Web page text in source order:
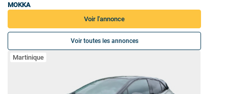
MOKKA
Voir l'annonce
Voir toutes les annonces
Martinique